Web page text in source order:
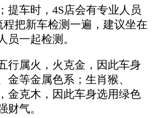
提车时，4S店会有专业人员
程把新车检测一遍，建议坐在
员一起检测。
行属火，火克金，因此车身
金等金属色系；生肖猴、
金克木，因此车身选用绿色
财气。